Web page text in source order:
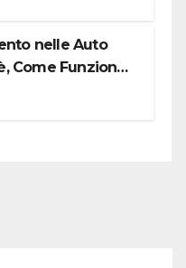
nelle Auto
Come Funziona e